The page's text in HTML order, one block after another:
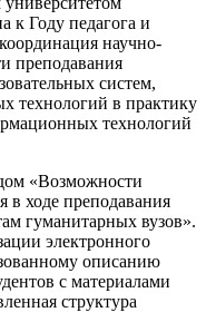
к Году педагога и
научно-
преподавания
систем,
технологий в практику
технологий
«Возможности
в ходе преподавания
гуманитарных вузов».
электронного
описанию
с материалами
структура